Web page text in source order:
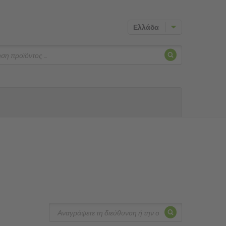
Αναζήτηση
Ελλάδα